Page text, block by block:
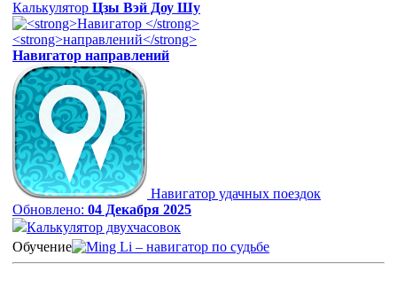
Калькулятор Цзы Вэй Доу Шу
Навигатор направлений
Навигатор удачных поездок
Обновлено: 04 Декабря 2025
Калькулятор двухчасовок
Обучение